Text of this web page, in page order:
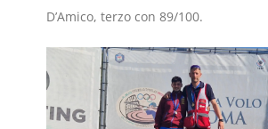
D’Amico, terzo con 89/100.